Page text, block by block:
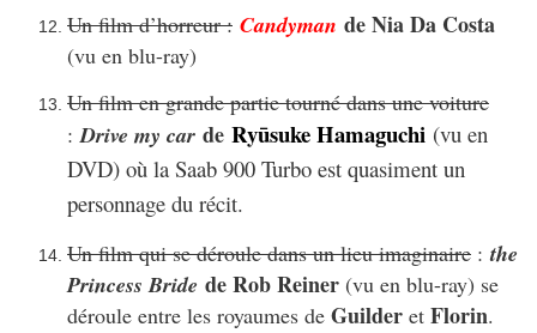
Un film d’horreur : Candyman de Nia Da Costa
(vu en blu-ray)
Un film en grande partie tourné dans une voiture
:Drive my car de Ryūsuke Hamaguchi (vu en
DVD) où la Saab 900 Turbo est quasiment un
personnage du récit.
Un film qui se déroule dans un lieu imaginaire :the
Princess Bride de Rob Reiner (vu en blu-ray) se
déroule entre les royaumes de Guilder et Florin.